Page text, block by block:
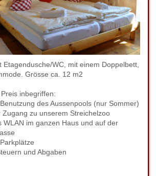
Etagendusche/WC, mit einem Doppelbett,
Grösse ca. 12 m2
inbegriffen:
des Aussenpools (nur Sommer)
Zugang zu unserem Streichelzoo
WLAN im ganzen Haus und auf der
und Abgaben